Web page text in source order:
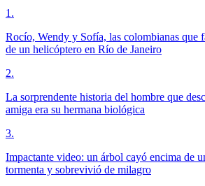
1 .
Rocío, Wendy y Sofía, las colombianas que
de un helicóptero en Río de Janeiro
2.
La sorprendente historia del hombre que
amiga era su hermana biológica
3.
Impactante video: un árbol cayó encima de
tormenta y sobrevivió de milagro